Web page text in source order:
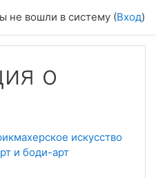
не вошли в систему (Вход)
о
искусство
и боди-арт